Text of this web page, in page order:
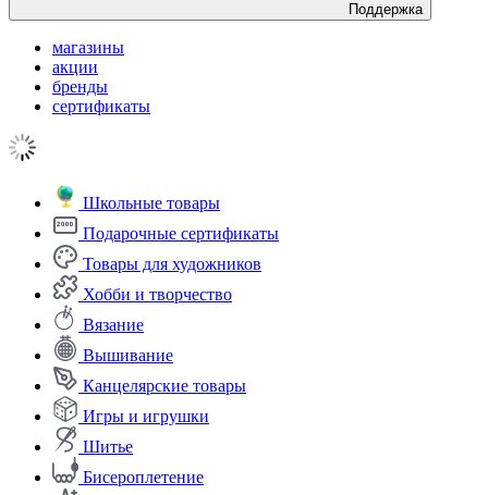
Поддержка
магазины
акции
бренды
сертификаты
Школьные товары
Подарочные сертификаты
Товары для художников
Хобби и творчество
Вязание
Вышивание
Канцелярские товары
Игры и игрушки
Шитье
Бисероплетение